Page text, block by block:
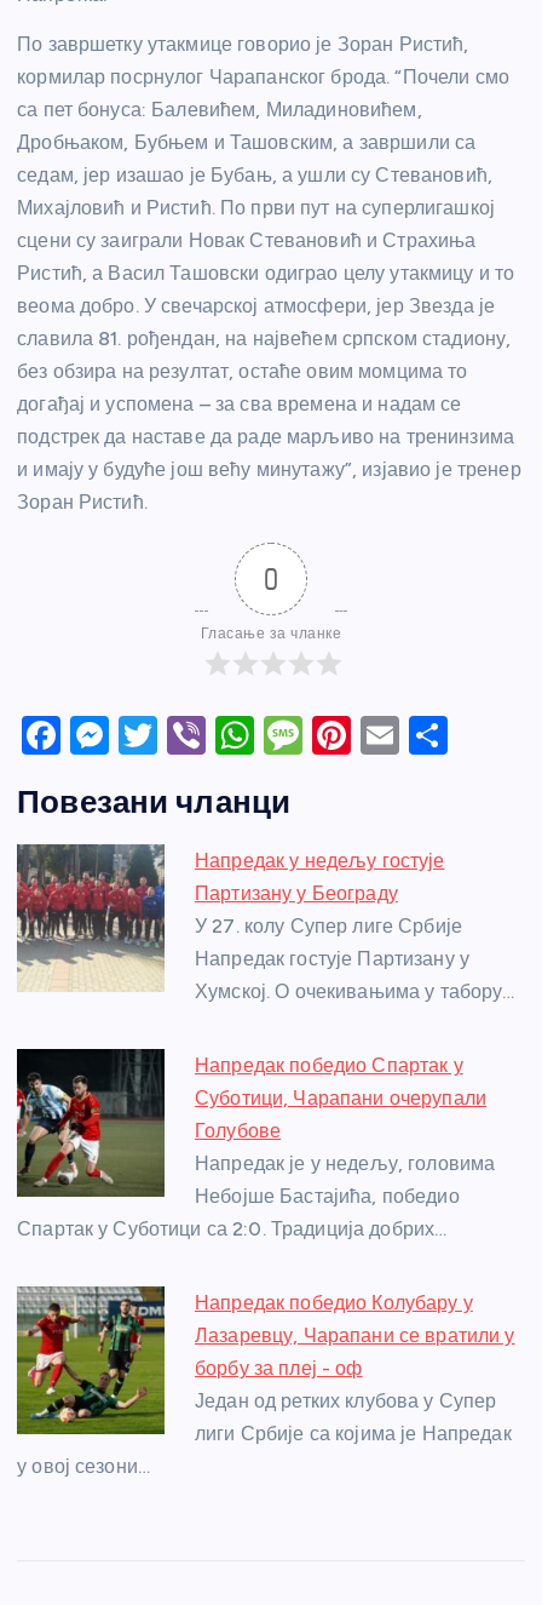
По завршетку утакмице говорио је Зоран Ристић,
кормилар посрнулог Чарапанског брода. “Почели смо
са пет бонуса: Балевићем, Миладиновићем,
Дробњаком, Бубњем и Ташовским, а завршили са
седам, јер изашао је Бубањ, а ушли су Стевановић,
Михајловић и Ристић. По први пут на суперлигашкој
сцени су заиграли Новак Стевановић и Страхиња
Ристић, а Васил Ташовски одиграо целу утакмицу и то
веома добро. У свечарској атмосфери, јер Звезда је
славила 81. рођендан, на највећем српском стадиону,
без обзира на резултат, остаће овим момцима то
догађај и успомена – за сва времена и надам се
подстрек да наставе да раде марљиво на тренинзима
и имају у будуће још већу минутажу”, изјавио је тренер
Зоран Ристић.
0
Гласање за чланке
F
c
e
b
o
o
k
M
ss
e
n
g
er
T
itt
er
Vi
er
W
at
s
A
p
p
M
a
g
e
Pi
e
st
E
Повезани чланци
Напредак у недељу гостује
Партизану у Београду
У 27. колу Супер лиге Србије
Напредак гостује Партизану у
Хумској. О очекивањима у табору…
Напредак победио Спартак у
Суботици, Чарапани очерупали
Голубове
Напредак је у недељу, головима
Небојше Бастајића, победио
Спартак у Суботици са 2:0. Традиција добрих…
Напредак победио Колубару у
Лазаревцу, Чарапани се вратили у
борбу за плеј - оф
Један од ретких клубова у Супер
лиги Србије са којима је Напредак
у овој сезони…